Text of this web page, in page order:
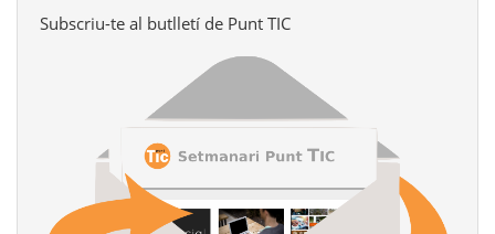
Subscriu-te al butlletí de Punt TIC